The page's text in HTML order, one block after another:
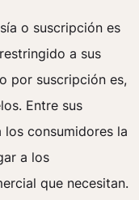
o suscripción es
a sus
por suscripción es,
Entre sus
consumidores la
a los
que necesitan.